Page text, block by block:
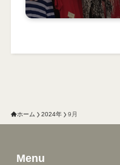
ホーム 2024年 9月
Menu